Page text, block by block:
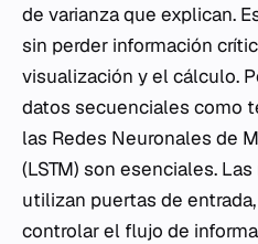
de varianza que explican.
sin perder información
visualización y el cálculo.
datos secuenciales como
las Redes Neuronales de
(LSTM) son esenciales.
utilizan puertas de
controlar el flujo de